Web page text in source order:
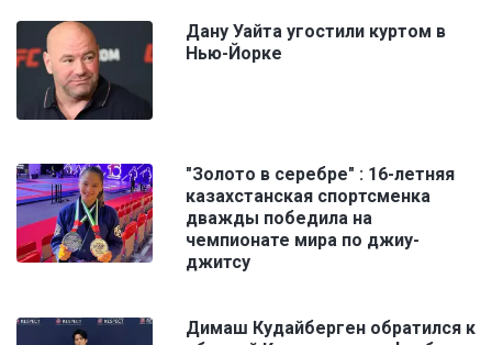
Дану Уайта угостили куртом в
Нью-Йорке
"Золото в серебре" : 16-летняя
казахстанская спортсменка
дважды победила на
чемпионате мира по джиу-
джитсу
Димаш Кудайберген обратился к